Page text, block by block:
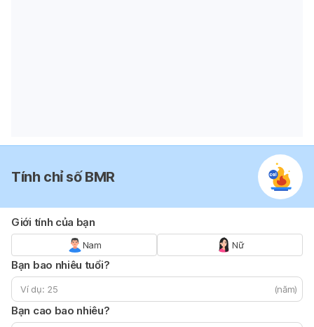
Tính chỉ số BMR
Giới tính của bạn
Nam Nữ
Bạn bao nhiêu tuổi?
(năm)
Bạn cao bao nhiêu?